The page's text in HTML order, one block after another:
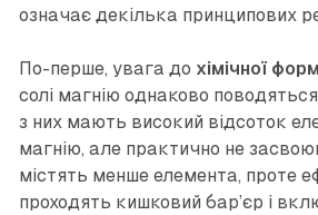
означає декілька принципових
По-перше, увага до хімічної
солі магнію однаково поводяться
з них мають високий відсоток
магнію, але практично не
містять менше елемента, проте
проходять кишковий бар’єр і